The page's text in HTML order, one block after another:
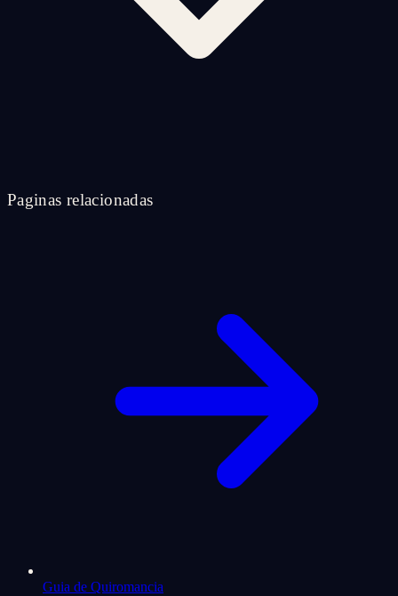
Paginas relacionadas
Guia de Quiromancia